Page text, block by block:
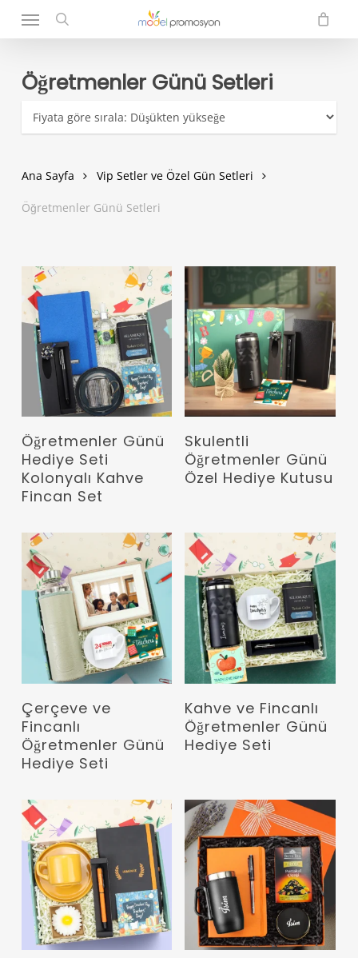
content
search
Menu
Öğretmenler Günü Setleri
Ana Sayfa Vip Setler ve Özel Gün Setleri
Öğretmenler Günü Setleri
Devamını Oku
Öğretmenler Günü
Hediye Seti
Kolonyalı Kahve
Fincan Set
Devamını Oku
Skulentli
Öğretmenler Günü
Özel Hediye Kutusu
Çerçeve ve
Fincanlı
Öğretmenler Günü
Hediye Seti
Devamını Oku
Kahve ve Fincanlı
Öğretmenler Günü
Hediye Seti